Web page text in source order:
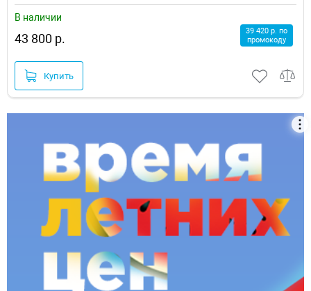
В наличии
43 800 р.
39 420 р. по
промокоду
Купить